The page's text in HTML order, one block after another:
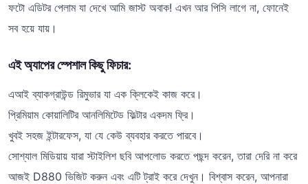
ফটো এডিটর পেলাম যা দেখে আমি জাস্ট অবাক! এখন আর পিসি লাগে না, ফোনেই
সব হয়ে যায়।
এই অ্যাপের স্পেশাল কিছু ফিচার:
এআই ব্যাকগ্রাউন্ড রিমুভার যা এক ক্লিকেই কাজ করে।
প্রিমিয়াম কোয়ালিটির আনলিমিটেড ফিল্টার একদম ফ্রি।
খুবই সহজ ইন্টারফেস, যা যে কেউ ব্যবহার করতে পারবে।
সোশ্যাল মিডিয়ায় যারা স্টাইলিশ ছবি আপলোড করতে পছন্দ করেন, তারা দেরি না করে
আজই D880 ভিজিট করুন এবং এটি ট্রাই করে দেখুন। বিশ্বাস করেন, আপনারা